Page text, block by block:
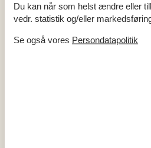
Varmepumpe
Vaskemaskine 1
Køkken
Du kan når som helst ændre eller
vedr. statistik og/eller
Se også vores Persondatapolitik